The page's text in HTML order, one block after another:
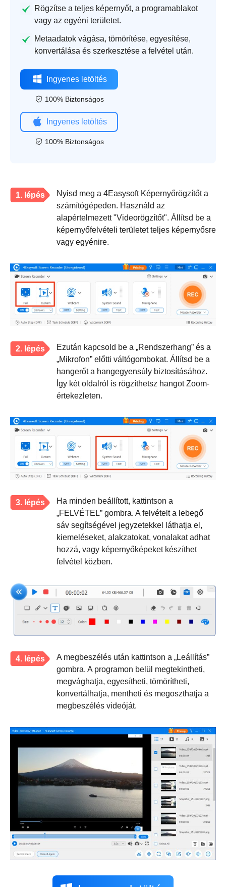
Rögzítse a teljes képernyőt, a programablakot
vagy az egyéni területet.
Metaadatok vágása, tömörítése, egyesítése,
konvertálása és szerkesztése a felvétel után.
Ingyenes letöltés
100% Biztonságos
Ingyenes letöltés
100% Biztonságos
1. lépés
Nyisd meg a 4Easysoft Képernyőrögzítőt a
számítógépeden. Használd az
alapértelmezett "Videorögzítőt". Állítsd be a
képernyőfelvételi területet teljes képernyősre
vagy egyénire.
2. lépés
Ezután kapcsold be a „Rendszerhang” és a
„Mikrofon” előtti váltógombokat. Állítsd be a
hangerőt a hangegyensúly biztosításához.
Így két oldalról is rögzíthetsz hangot Zoom-
értekezleten.
3. lépés
Ha minden beállított, kattintson a
„FELVÉTEL” gombra. A felvételt a lebegő
sáv segítségével jegyzetekkel láthatja el,
kiemeléseket, alakzatokat, vonalakat adhat
hozzá, vagy képernyőképeket készíthet
felvétel közben.
4. lépés
A megbeszélés után kattintson a „Leállítás”
gombra. A programon belül megtekintheti,
megvághatja, egyesítheti, tömörítheti,
konvertálhatja, mentheti és megoszthatja a
megbeszélés videóját.